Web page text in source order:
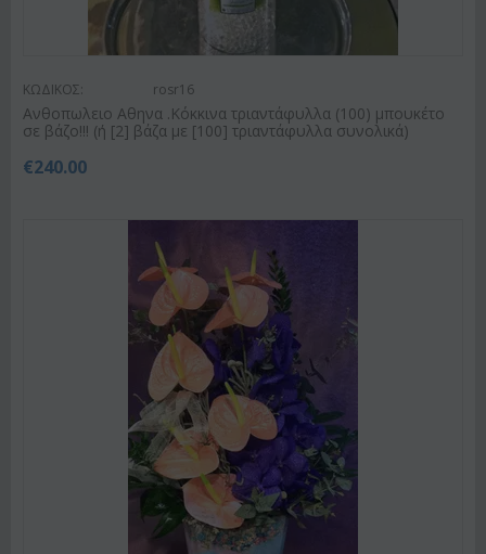
ΚΩΔΙΚΟΣ: rosr16
Ανθοπωλειο Αθηνα .Κόκκινα τριαντάφυλλα (100) μπουκέτο
σε βάζο!!! (ή [2] βάζα με [100] τριαντάφυλλα συνολικά)
€240.00